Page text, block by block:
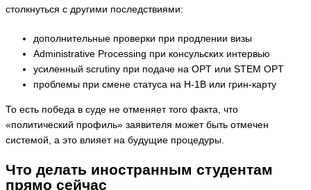
столкнуться с другими последствиями:
дополнительные проверки при продлении визы
Administrative Processing при консульских интервью
усиленный scrutiny при подаче на OPT или STEM OPT
проблемы при смене статуса на H-1B или грин-карту
То есть победа в суде не отменяет того факта, что
«политический профиль» заявителя может быть отмечен
системой, а это влияет на будущие процедуры.
Что делать иностранным студентам
прямо сейчас